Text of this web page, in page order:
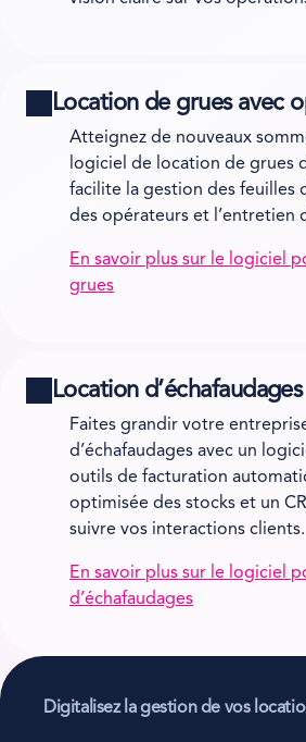
Location de grues avec
Atteignez de nouveaux
logiciel de location de grues
facilite la gestion des feuilles
des opérateurs et l’entretien
En savoir plus sur le logiciel
grues
Location d’échafaudages
Faites grandir votre
d’échafaudages avec un
outils de facturation
optimisée des stocks et un
suivre vos interactions clients.
En savoir plus sur le logiciel
d’échafaudages
Digitalisez la gestion de vos